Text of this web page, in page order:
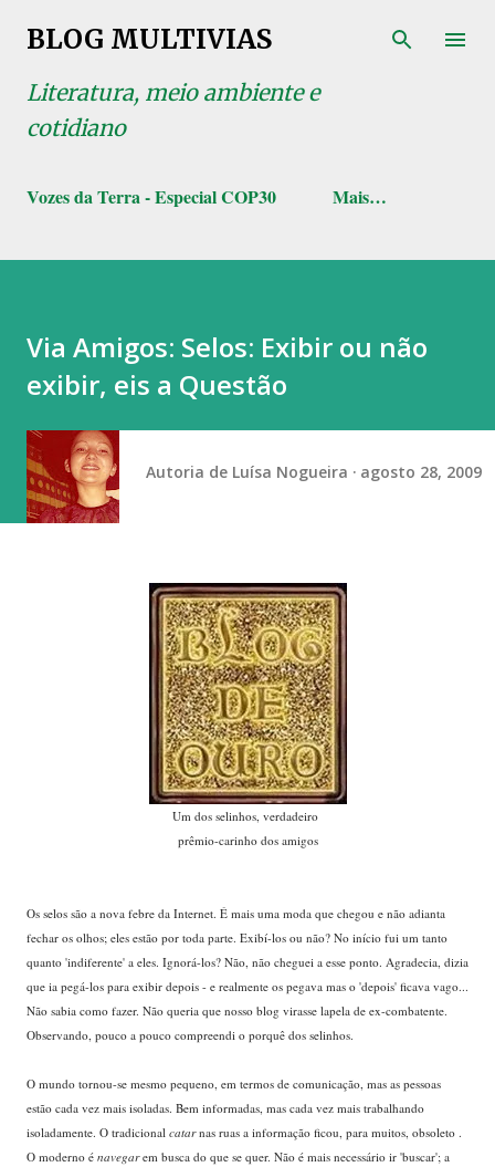
Pular para o conteúdo principal
BLOG MULTIVIAS
Literatura, meio ambiente e
cotidiano
Vozes da Terra - Especial COP30 Mais…
Via Amigos: Selos: Exibir ou não
exibir, eis a Questão
Autoria de Luísa Nogueira agosto 28, 2009
Um dos selinhos, verdadeiro
prêmio-carinho dos amigos
Os selos são a nova febre da Internet. É mais uma moda que chegou e não adianta
fechar os olhos; eles estão por toda parte. Exibí-los ou não? No início fui um tanto
quanto 'indiferente' a eles. Ignorá-los? Não, não cheguei a esse ponto. Agradecia, dizia
que ia pegá-los para exibir depois - e realmente os pegava mas o 'depois' ficava vago...
Não sabia como fazer. Não queria que nosso blog virasse lapela de ex-combatente.
Observando, pouco a pouco compreendi o porquê dos selinhos.
O mundo tornou-se mesmo pequeno, em termos de comunicação, mas as pessoas
estão cada vez mais isoladas. Bem informadas, mas cada vez mais trabalhando
isoladamente. O tradicional catarnas ruas a informação ficou, para muitos, obsoleto .
O moderno é navegarem busca do que se quer. Não é mais necessário ir 'buscar'; a